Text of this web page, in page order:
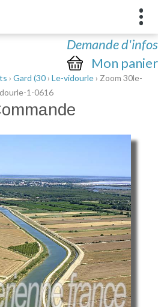
Demande d'infos
Mon panier
› Gard (30› Le-vidourle› Zoom 30le-
1-0616